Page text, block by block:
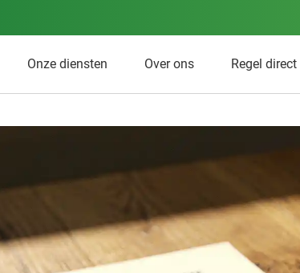
Onze diensten Over ons Regel direct